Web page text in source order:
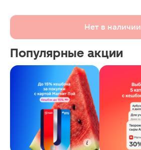
Нет в наличии
Популярные акции